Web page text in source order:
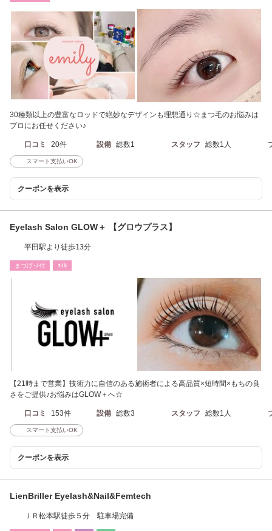
30種類以上の豊富なロッドで絶妙なデザインも理想通り☆まつ毛のお悩みは
プロにお任せください♪
口コミ 20件 設備 総数1 スタッフ 総数1人
スマート支払いOK
クーポンを表示
Eyelash Salon GLOW＋ 【グロウプラス】
平田駅より徒歩13分
まつげ･ﾒｲｸ ﾈｲﾙ
【21時まで営業】技術力に自信のある施術者による高品質×短時間×もちの良
さをご提供♪お悩みはGLOW＋へ☆
口コミ 153件 設備 総数3 スタッフ 総数1人
スマート支払いOK
クーポンを表示
LienBriller Eyelash&Nail&Femtech
ＪＲ松本駅徒歩５分 駐車場完備